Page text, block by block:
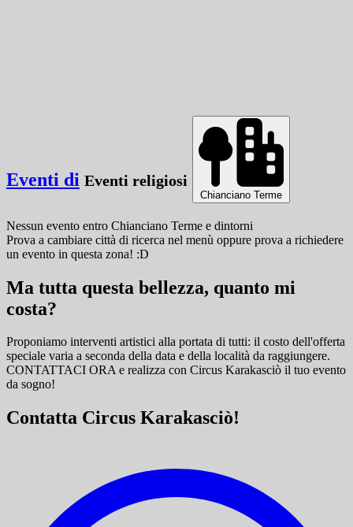
Eventi di Eventi religiosi
Chianciano Terme
Nessun evento entro Chianciano Terme e dintorni
Prova a cambiare città di ricerca nel menù oppure prova a richiedere
un evento in questa zona! :D
Ma tutta questa bellezza, quanto mi
costa?
Proponiamo interventi artistici alla portata di tutti: il costo dell'offerta
speciale varia a seconda della data e della località da raggiungere.
CONTATTACI ORA e realizza con Circus Karakasciò il tuo evento
da sogno!
Contatta Circus Karakasciò!